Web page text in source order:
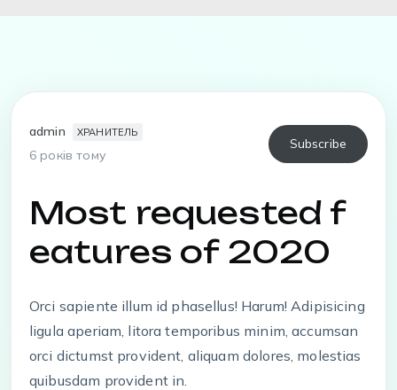
admin ХРАНИТЕЛЬ
6 років тому
Subscribe
Most requested f
eatures of 2020
Orci sapiente illum id phasellus! Harum! Adipisicing
ligula aperiam, litora temporibus minim, accumsan
orci dictumst provident, aliquam dolores, molestias
quibusdam provident in.